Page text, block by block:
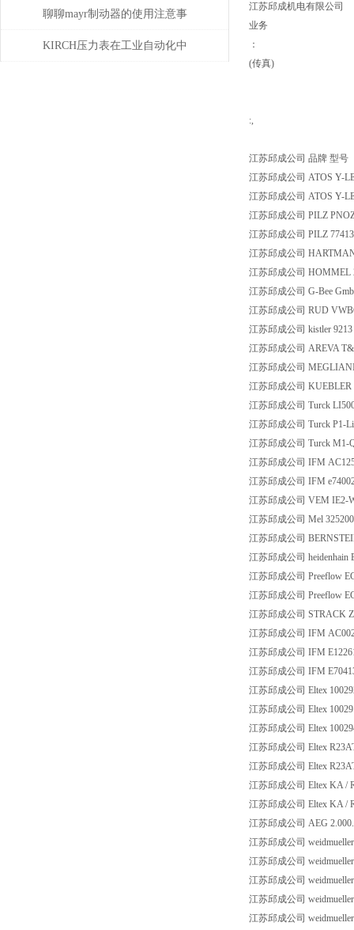
聊聊mayr制动器的使用注意事
项
KIRCH压力表在工业自动化中
江苏邱成机电有限公司
业务
：
(传真)
:,
江苏邱成公司 品牌 型号
江苏邱成公司 ATOS Y-
江苏邱成公司 ATOS Y-
江苏邱成公司 PILZ
江苏邱成公司 PILZ
江苏邱成公司
江苏邱成公司 HOMMEL
江苏邱成公司 G-Bee
江苏邱成公司 RUD
江苏邱成公司 kistler
江苏邱成公司 AREVA
江苏邱成公司
江苏邱成公司 KUEBLER
江苏邱成公司 Turck
江苏邱成公司 Turck P1-
江苏邱成公司 Turck M1-
江苏邱成公司 IFM
江苏邱成公司 IFM
江苏邱成公司 VEM IE2-
江苏邱成公司 Mel
江苏邱成公司
江苏邱成公司 heidenhain
江苏邱成公司 Preeflow
江苏邱成公司 Preeflow
江苏邱成公司 STRACK
江苏邱成公司 IFM
江苏邱成公司 IFM
江苏邱成公司 IFM
江苏邱成公司 Eltex
江苏邱成公司 Eltex
江苏邱成公司 Eltex
江苏邱成公司 Eltex
江苏邱成公司 Eltex
江苏邱成公司 Eltex KA /
江苏邱成公司 Eltex KA /
江苏邱成公司 AEG
江苏邱成公司
江苏邱成公司
江苏邱成公司
江苏邱成公司
江苏邱成公司